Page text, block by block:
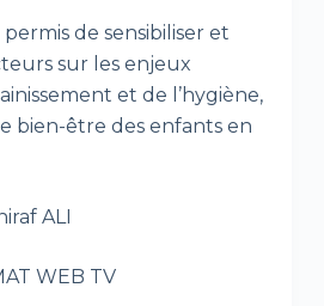
de sensibiliser et
sur les enjeux
et de l’hygiène,
bien-être des enfants en
ALI
WEB TV